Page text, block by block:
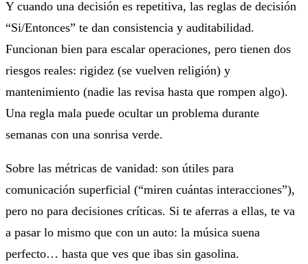
Y cuando una decisión es repetitiva, las reglas de decisión
“Si/Entonces” te dan consistencia y auditabilidad.
Funcionan bien para escalar operaciones, pero tienen dos
riesgos reales: rigidez (se vuelven religión) y
mantenimiento (nadie las revisa hasta que rompen algo).
Una regla mala puede ocultar un problema durante
semanas con una sonrisa verde.
Sobre las métricas de vanidad: son útiles para
comunicación superficial (“miren cuántas interacciones”),
pero no para decisiones críticas. Si te aferras a ellas, te va
a pasar lo mismo que con un auto: la música suena
perfecto… hasta que ves que ibas sin gasolina.